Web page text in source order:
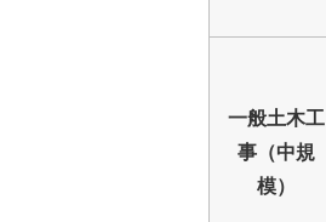
一般土木工
事（中規
模）